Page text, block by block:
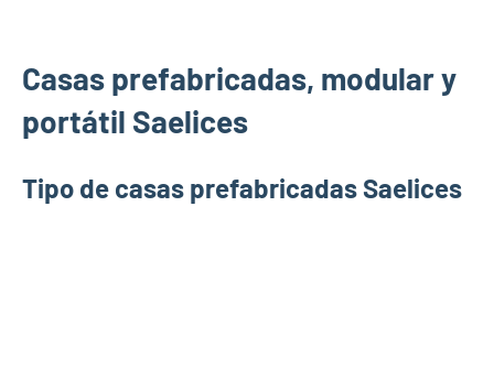
Casas prefabricadas, modular y
portátil Saelices
Tipo de casas prefabricadas Saelices